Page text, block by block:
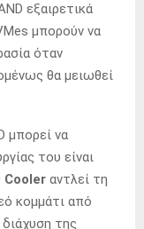
εξαιρετικά
μπορούν να
όταν
θα μειωθεί
μπορεί να
του είναι
Cooler αντλεί τη
κομμάτι από
της